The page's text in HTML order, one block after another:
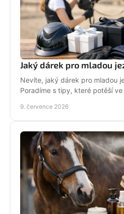
Jaký dárek pro mladou
Nevíte, jaký dárek pro mladou
Poradíme s tipy, které potěší
9. července 2026